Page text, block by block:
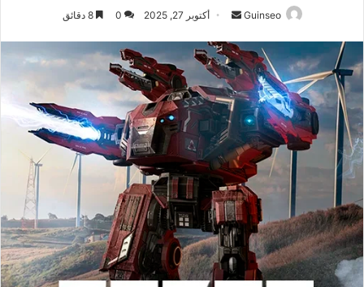
Guinseo
أرسل
إلكترونيا
أكتوبر 27, 2025 0 8 دقائق